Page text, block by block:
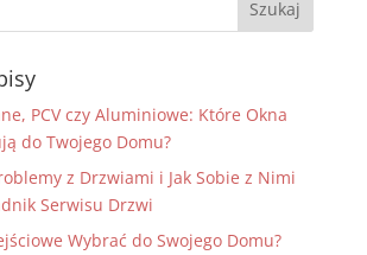
PCV czy Aluminiowe: Które Okna
do Twojego Domu?
z Drzwiami i Jak Sobie z Nimi
Serwisu Drzwi
Wybrać do Swojego Domu?